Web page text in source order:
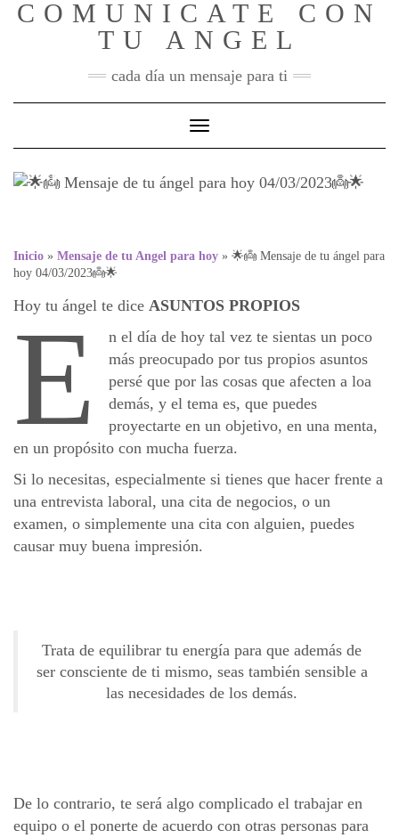
SkipCOMUNICATE CON
TU ANGEL
cada día un mensaje para ti
Toggle Navigation
🌟👼 Mensaje de tu ángel
para hoy 04/03/2023👼🌟
Inicio » Mensaje de tu Angel para hoy » 🌟👼 Mensaje de tu ángel para
hoy 04/03/2023👼🌟
Hoy tu ángel te dice ASUNTOS PROPIOS
E
n el día de hoy tal vez te sientas un poco
más preocupado por tus propios asuntos
persé que por las cosas que afecten a loa
demás, y el tema es, que puedes
proyectarte en un objetivo, en una menta,
en un propósito con mucha fuerza.
Si lo necesitas, especialmente si tienes que hacer frente a
una entrevista laboral, una cita de negocios, o un
examen, o simplemente una cita con alguien, puedes
causar muy buena impresión.
Trata de equilibrar tu energía para que además de
ser consciente de ti mismo, seas también sensible a
las necesidades de los demás.
De lo contrario, te será algo complicado el trabajar en
equipo o el ponerte de acuerdo con otras personas para